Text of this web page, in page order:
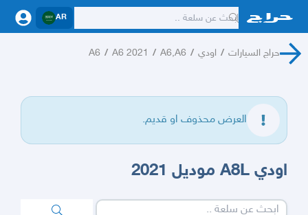
AR
حراج السيارات / اودي /
A6,A6
/
A6 2021
/
A6
العرض محذوف او قديم.
اودي A8L موديل 2021